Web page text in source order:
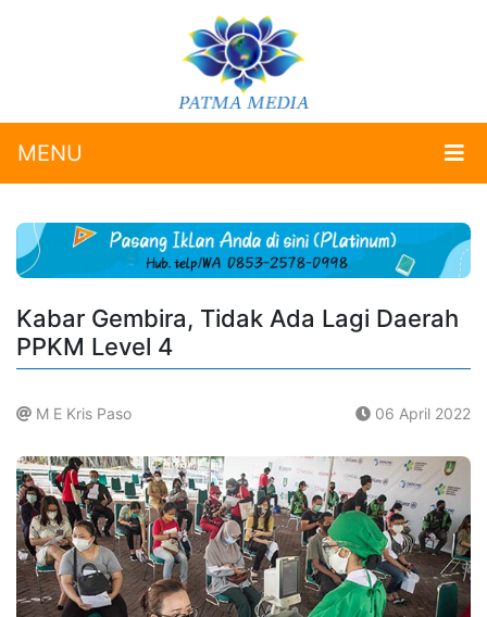
MENU
Kabar Gembira, Tidak Ada Lagi Daerah
PPKM Level 4
M E Kris Paso 06 April 2022